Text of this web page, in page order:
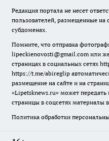
Редакция портала не несет
пользователей, размещенные на
субдоменах.
Помните, что отправка
lipeckienovosti@gmail.com или
страницах в социальных сетях
https://t.me/abireglip
размещение на сайте и на
«Lipetsknews.ru» может
страницы в соцсетях материалы
Политика обработки